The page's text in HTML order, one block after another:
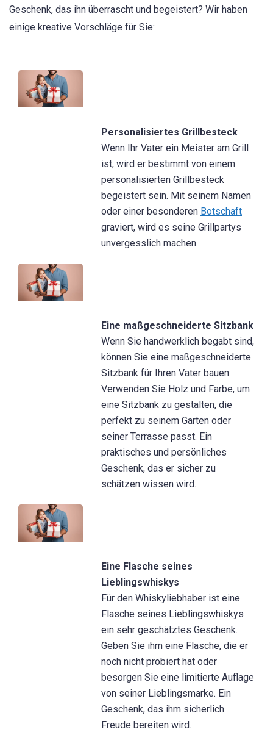
Geschenk, das ihn überrascht und begeistert? Wir haben
einige kreative Vorschläge für Sie:
Personalisiertes Grillbesteck
Wenn Ihr Vater ein Meister am Grill
ist, wird er bestimmt von einem
personalisierten Grillbesteck
begeistert sein. Mit seinem Namen
oder einer besonderen Botschaft
graviert, wird es seine Grillpartys
unvergesslich machen.
Eine maßgeschneiderte Sitzbank
Wenn Sie handwerklich begabt sind,
können Sie eine maßgeschneiderte
Sitzbank für Ihren Vater bauen.
Verwenden Sie Holz und Farbe, um
eine Sitzbank zu gestalten, die
perfekt zu seinem Garten oder
seiner Terrasse passt. Ein
praktisches und persönliches
Geschenk, das er sicher zu
schätzen wissen wird.
Eine Flasche seines
Lieblingswhiskys
Für den Whiskyliebhaber ist eine
Flasche seines Lieblingswhiskys
ein sehr geschätztes Geschenk.
Geben Sie ihm eine Flasche, die er
noch nicht probiert hat oder
besorgen Sie eine limitierte Auflage
von seiner Lieblingsmarke. Ein
Geschenk, das ihm sicherlich
Freude bereiten wird.